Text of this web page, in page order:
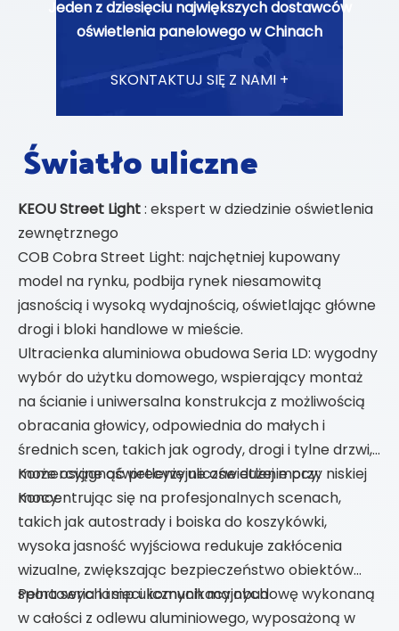
Jeden z dziesięciu największych dostawców
oświetlenia panelowego w Chinach
SKONTAKTUJ SIĘ Z NAMI +
Światło uliczne
KEOU Street Light: ekspert w dziedzinie oświetlenia
zewnętrznego
COB Cobra Street Light: najchętniej kupowany
model na rynku, podbija rynek niesamowitą
jasnością i wysoką wydajnością, oświetlając główne
drogi i bloki handlowe w mieście.
Ultracienka aluminiowa obudowa Seria LD: wygodny
wybór do użytku domowego, wspierający montaż
na ścianie i uniwersalna konstrukcja z możliwością
obracania głowicy, odpowiednia do małych i
średnich scen, takich jak ogrody, drogi i tylne drzwi, i
może osiągnąć precyzyjne oświetlenie przy niskiej
mocy.
Komercyjne oświetlenie uliczne dużej mocy:
Koncentrując się na profesjonalnych scenach,
takich jak autostrady i boiska do koszykówki,
wysoka jasność wyjściowa redukuje zakłócenia
wizualne, zwiększając bezpieczeństwo obiektów
sportowych i sieci komunikacyjnych
Pełna seria lamp ulicznych ma obudowę wykonaną
w całości z odlewu aluminiowego, wyposażoną w